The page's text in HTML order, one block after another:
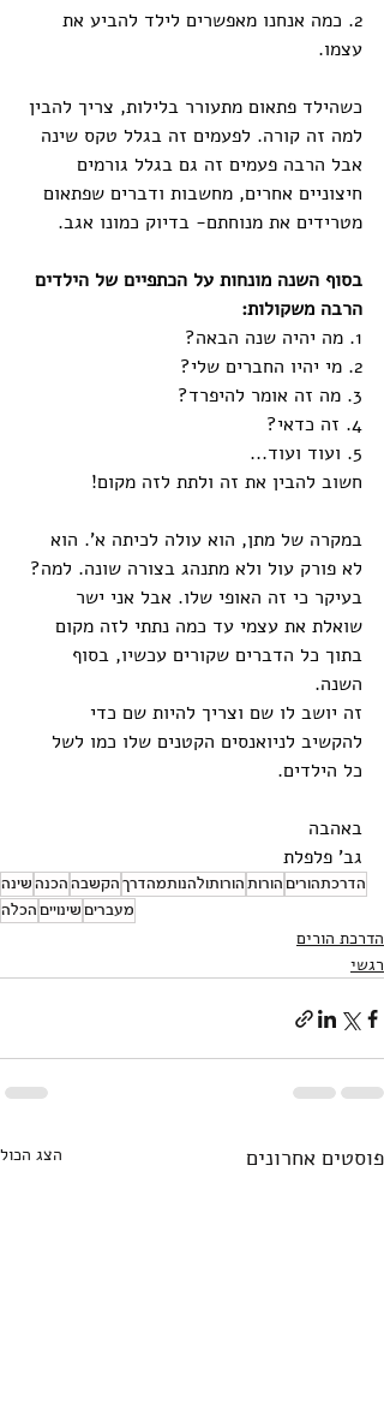
2. כמה אנחנו מאפשרים לילד להביע את
עצמו.
כשהילד פתאום מתעורר בלילות, צריך להבין
למה זה קורה. לפעמים זה בגלל טקס שינה
אבל הרבה פעמים זה גם בגלל גורמים
חיצוניים אחרים, מחשבות ודברים שפתאום
מטרידים את מנוחתם- בדיוק כמונו אגב.
בסוף השנה מונחות על הכתפיים של הילדים
הרבה משקולות:
1. מה יהיה שנה הבאה?
2. מי יהיו החברים שלי?
3. מה זה אומר להיפרד?
4. זה כדאי?
5. ועוד ועוד...
חשוב להבין את זה ולתת לזה מקום!
במקרה של מתן, הוא עולה לכיתה א'. הוא
לא פורק עול ולא מתנהג בצורה שונה. למה?
בעיקר כי זה האופי שלו. אבל אני ישר
שואלת את עצמי עד כמה נתתי לזה מקום
בתוך כל הדברים שקורים עכשיו, בסוף
השנה.
זה יושב לו שם וצריך להיות שם כדי
להקשיב לניואנסים הקטנים שלו כמו לשל
כל הילדים.
באהבה
גב' פלפלת
הדרכתהורים הורות הורותולהנותמהדרך הקשבה הכנה שינה
מעברים שינויים הכלה
הדרכת הורים
רגשי
פוסטים אחרונים הצג הכול